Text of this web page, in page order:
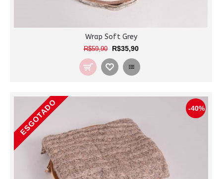
Wrap Soft Grey
R$59,90 R$35,90
-40%
ESGOTADO